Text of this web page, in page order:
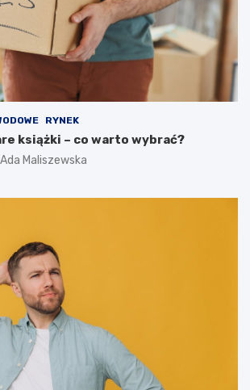
RYNEK
książki – co warto wybrać?
Ada Maliszewska